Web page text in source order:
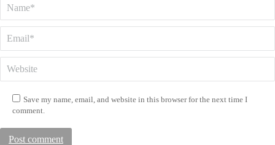
Save my name, email, and website in this browser for the next time I
comment.
Post comment